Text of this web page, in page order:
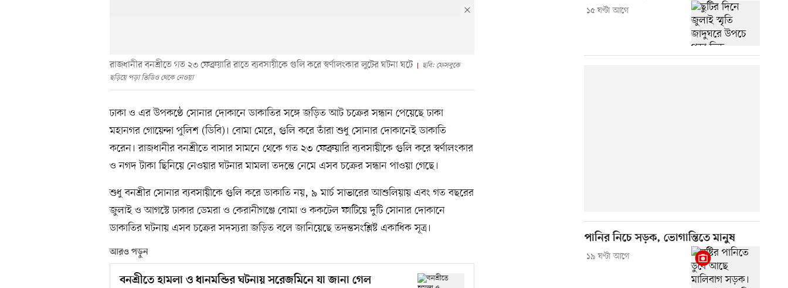
রাজধানীর বনশ্রীতে গত ২৩ ফেব্রুয়ারি রাতে ব্যবসায়ীকে গুলি করে স্বর্ণালংকার লুটের ঘটনা ঘটে
ছবি: ফেসবুকে
ছড়িয়ে পড়া ভিডিও থেকে নেওয়া
ঢাকা ও এর উপকণ্ঠে সোনার দোকানে ডাকাতির সঙ্গে জড়িত আট চক্রের সন্ধান পেয়েছে ঢাকা
মহানগর গোয়েন্দা পুলিশ (ডিবি)। বোমা মেরে, গুলি করে তাঁরা শুধু সোনার দোকানেই ডাকাতি
করেন। রাজধানীর বনশ্রীতে বাসার সামনে থেকে গত ২৩ ফেব্রুয়ারি ব্যবসায়ীকে গুলি করে স্বর্ণালংকার
ও নগদ টাকা ছিনিয়ে নেওয়ার ঘটনার মামলা তদন্তে নেমে এসব চক্রের সন্ধান পাওয়া গেছে।
শুধু বনশ্রীর সোনার ব্যবসায়ীকে গুলি করে ডাকাতি নয়, ৯ মার্চ সাভারের আশুলিয়ায় এবং গত বছরের
জুলাই ও আগস্টে ঢাকার ডেমরা ও কেরানীগঞ্জে বোমা ও ককটেল ফাটিয়ে দুটি সোনার দোকানে
ডাকাতির ঘটনায় এসব চক্রের সদস্যরা জড়িত বলে জানিয়েছে তদন্তসংশ্লিষ্ট একাধিক সূত্র।
আরও পড়ুন
বনশ্রীতে হামলা ও ধানমন্ডির ঘটনায় সরেজমিনে যা জানা গেল
১৫ ঘণ্টা আগে
পানির নিচে সড়ক, ভোগান্তিতে মানুষ
১৯ ঘণ্টা আগে